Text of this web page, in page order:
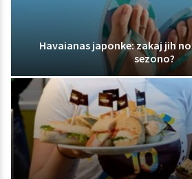
Havaianas japonke: zakaj jih
sezono?